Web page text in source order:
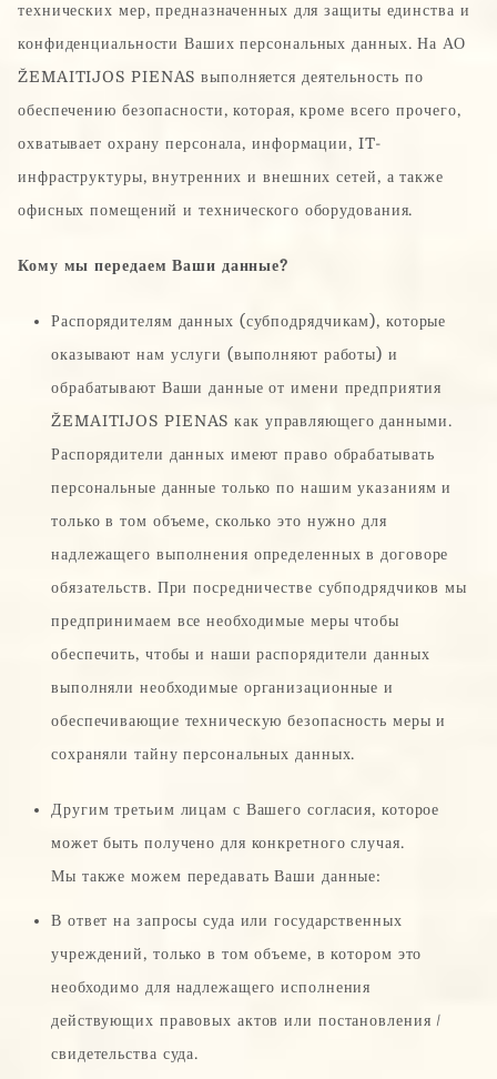
технических мер, предназначенных для защиты единства и
конфиденциальности Ваших персональных данных. На АО
ŽEMAITIJOS PIENAS выполняется деятельность по
обеспечению безопасности, которая, кроме всего прочего,
охватывает охрану персонала, информации, IT-
инфраструктуры, внутренних и внешних сетей, а также
офисных помещений и технического оборудования.
Кому мы передаем Ваши данные?
Распорядителям данных (субподрядчикам), которые
оказывают нам услуги (выполняют работы) и
обрабатывают Ваши данные от имени предприятия
ŽEMAITIJOS PIENAS как управляющего данными.
Распорядители данных имеют право обрабатывать
персональные данные только по нашим указаниям и
только в том объеме, сколько это нужно для
надлежащего выполнения определенных в договоре
обязательств. При посредничестве субподрядчиков мы
предпринимаем все необходимые меры чтобы
обеспечить, чтобы и наши распорядители данных
выполняли необходимые организационные и
обеспечивающие техническую безопасность меры и
сохраняли тайну персональных данных.
Другим третьим лицам с Вашего согласия, которое
может быть получено для конкретного случая.
Мы также можем передавать Ваши данные:
В ответ на запросы суда или государственных
учреждений, только в том объеме, в котором это
необходимо для надлежащего исполнения
действующих правовых актов или постановления /
свидетельства суда.